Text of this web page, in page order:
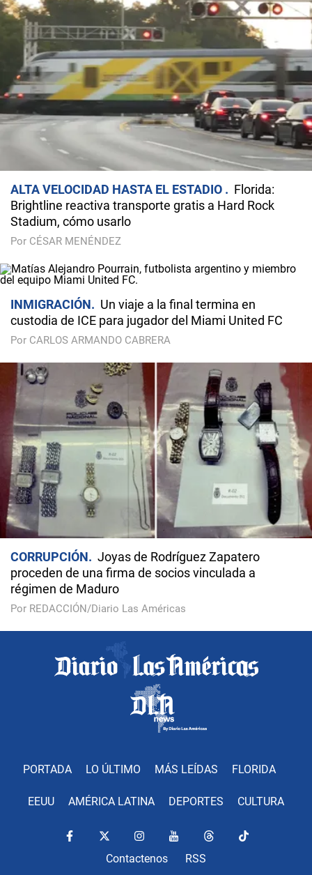
ALTA VELOCIDAD HASTA EL ESTADIO
Florida:
Brightline reactiva transporte gratis a Hard Rock
Stadium, cómo usarlo
Por CÉSAR MENÉNDEZ
INMIGRACIÓN
Un viaje a la final termina en
custodia de ICE para jugador del Miami United FC
Por CARLOS ARMANDO CABRERA
CORRUPCIÓN
Joyas de Rodríguez Zapatero
proceden de una firma de socios vinculada a
régimen de Maduro
Por REDACCIÓN/Diario Las Américas
PORTADA LO ÚLTIMO MÁS LEÍDAS FLORIDA
EEUU AMÉRICA LATINA DEPORTES CULTURA
Contactenos RSS